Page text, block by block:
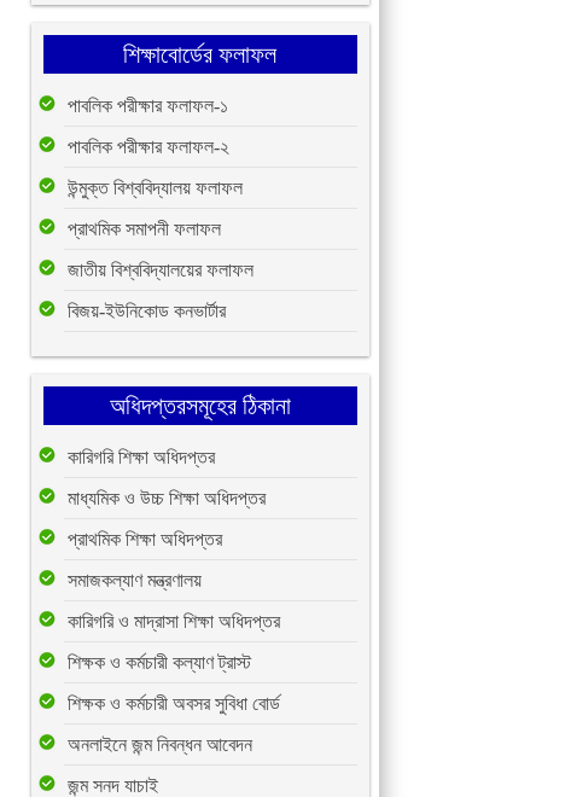
শিক্ষাবোর্ডের ফলাফল
পাবলিক পরীক্ষার ফলাফল-১
পাবলিক পরীক্ষার ফলাফল-২
উন্মুক্ত বিশ্ববিদ্যালয় ফলাফল
প্রাথমিক সমাপনী ফলাফল
জাতীয় বিশ্ববিদ্যালয়ের ফলাফল
বিজয়-ইউনিকোড কনভার্টার
অধিদপ্তরসমূহের ঠিকানা
কারিগরি শিক্ষা অধিদপ্তর
মাধ্যমিক ও উচ্চ শিক্ষা অধিদপ্তর
প্রাথমিক শিক্ষা অধিদপ্তর
সমাজকল্যাণ মন্ত্রণালয়
কারিগরি ও মাদ্রাসা শিক্ষা অধিদপ্তর
শিক্ষক ও কর্মচারী কল্যাণ ট্রাস্ট
শিক্ষক ও কর্মচারী অবসর সুবিধা বোর্ড
অনলাইনে জন্ম নিবন্ধন আবেদন
জন্ম সনদ যাচাই